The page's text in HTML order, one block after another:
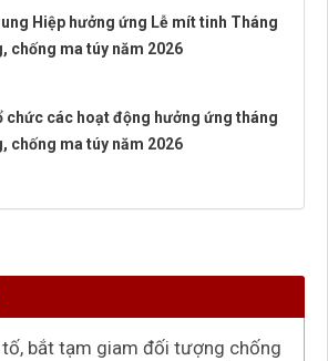
Hiệp hưởng ứng Lễ mít tinh Tháng
chống ma túy năm 2026
chức các hoạt động hưởng ứng tháng
chống ma túy năm 2026
tố, bắt tạm giam đối tượng chống